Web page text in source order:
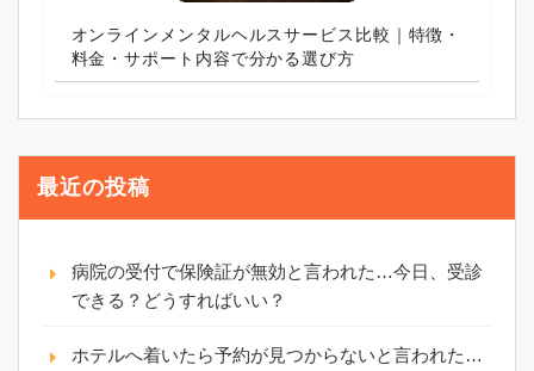
オンラインメンタルヘルスサービス比較｜特徴・
料金・サポート内容で分かる選び方
最近の投稿
病院の受付で保険証が無効と言われた…今日、受診
できる？どうすればいい？
ホテルへ着いたら予約が見つからないと言われた…